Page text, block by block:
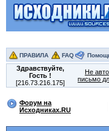
ПРАВИЛА FAQ
Здравствуйте,
Гость!
[216.73.216.175]
Не
письмо
Форум на
Исходниках.RU